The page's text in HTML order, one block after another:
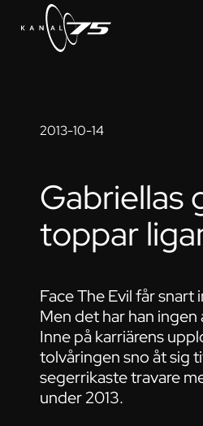
2013-10-14
Gabriellas
toppar
Face The Evil får snart
Men det har han ingen
Inne på karriärens
tolvåringen sno åt sig
segerrikaste travare
under 2013.